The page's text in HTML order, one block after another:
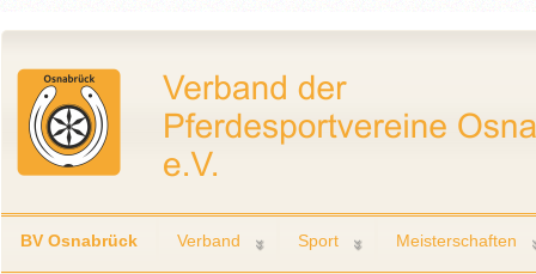
BV Osnabrück Verband Sport Meisterschaften